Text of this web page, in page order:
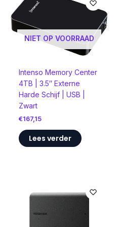
NIET OP VOORRAAD
Intenso Memory Center
4TB | 3.5″ Externe
Harde Schijf | USB |
Zwart
€167,15
Lees verder